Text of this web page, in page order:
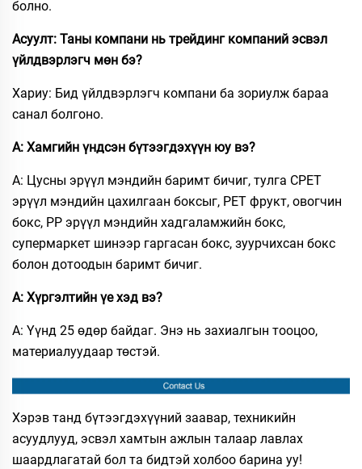
болно.
Асуулт: Таны компани нь трейдинг компаний эсвэл
үйлдвэрлэгч мөн бэ?
Хариу: Бид үйлдвэрлэгч компани ба зориулж бараа
санал болгоно.
А: Хамгийн үндсэн бүтээгдэхүүн юу вэ?​
A: Цусны эрүүл мэндийн баримт бичиг, тулга CPET
эрүүл мэндийн цахилгаан боксыг, PET фрукт, овогчин
бокс, PP эрүүл мэндийн хадгаламжийн бокс,
супермаркет шинээр гаргасан бокс, зуурчихсан бокс
болон дотоодын баримт бичиг.​
А: Хүргэлтийн үе хэд вэ?​
A: Үүнд 25 өдөр байдаг. Энэ нь захиалгын тооцоо,
материалуудаар төстэй.​
Хэрэв танд бүтээгдэхүүний заавар, техникийн
асуудлууд, эсвэл хамтын ажлын талаар лавлах
шаардлагатай бол та бидтэй холбоо барина уу!